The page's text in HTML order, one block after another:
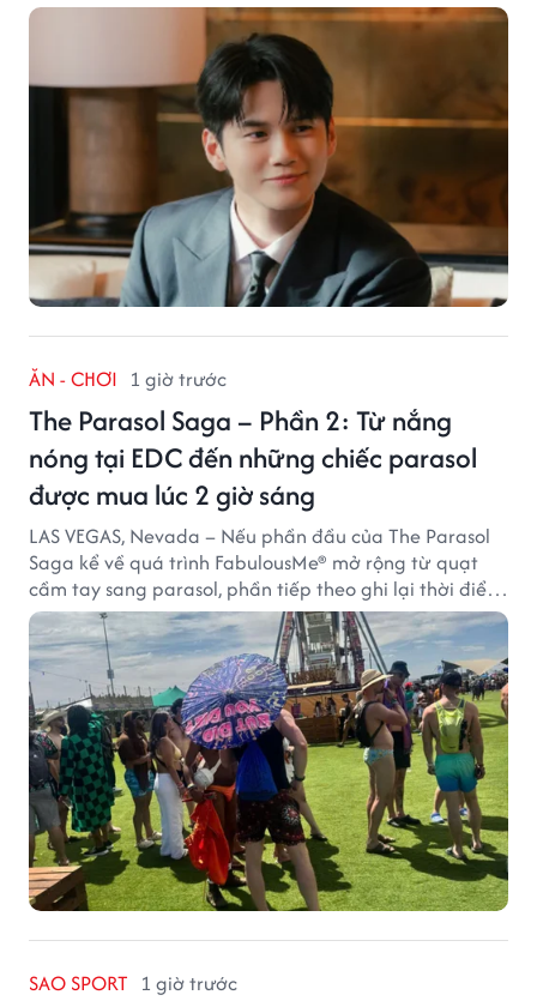
ĂN - CHƠI 1 giờ trước
The Parasol Saga – Phần 2: Từ nắng
nóng tại EDC đến những chiếc parasol
được mua lúc 2 giờ sáng
LAS VEGAS, Nevada – Nếu phần đầu của The Parasol
Saga kể về quá trình FabulousMe® mở rộng từ quạt
cầm tay sang parasol, phần tiếp theo ghi lại thời điểm
sản phẩm được thị trường đón nhận và dần vượt khỏi
công năng che nắng thông thường.
SAO SPORT 1 giờ trước